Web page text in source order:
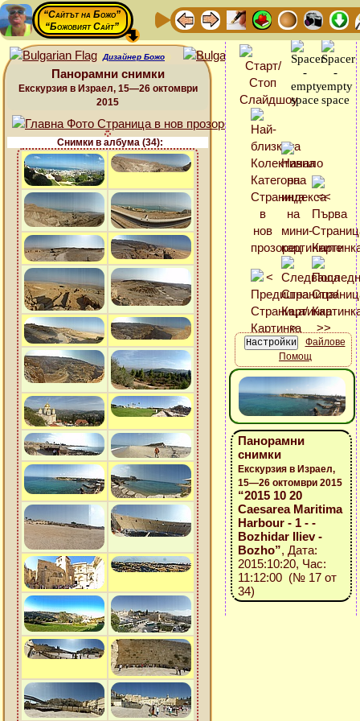
“Сайтът на Божо”
“Божовият Сайт”
Дизайнер Божо
Панорамни снимки
Екскурзия в Израел, 15—26 октомври
2015
Снимки в албума (34):
Файлове
Помощ
Панорамни
снимки
Екскурзия в Израел,
15—26 октомври 2015
“2015 10 20
Caesarea Maritima
Harbour - 1 - -
Bozhidar Iliev -
Bozho”, Дата:
2015:10:20, Час:
11:12:00 (№ 17 от
34)